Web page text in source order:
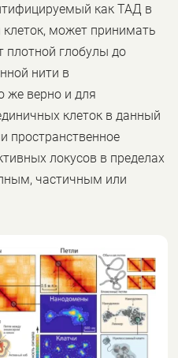
как ТАД в
клеток, может принимать
плотной глобулы до
нити в
же верно и для
клеток в данный
пространственное
локусов в пределах
частичным или